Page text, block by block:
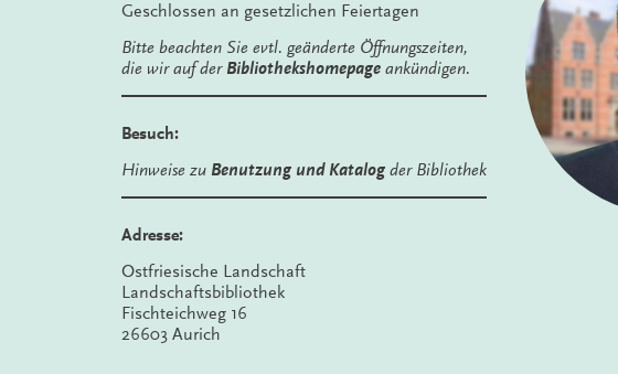
Geschlossen an gesetzlichen Feiertagen
Bitte beachten Sie evtl. geänderte Öffnungszeiten,
die wir auf der Bibliothekshomepage ankündigen.
Besuch:
Hinweise zu Benutzung und Katalog der Bibliothek
Adresse:
Ostfriesische Landschaft
Landschaftsbibliothek
Fischteichweg 16
26603 Aurich